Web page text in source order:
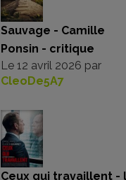
Sauvage - Camille
Ponsin - critique
Le 12 avril 2026 par
CleoDe5A7
Ceux qui travaillent -